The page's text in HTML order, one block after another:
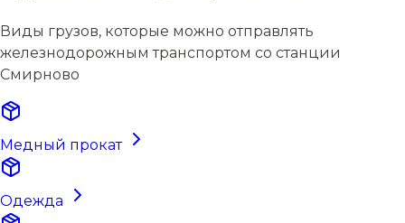
Виды грузов, которые можно отправлять
железнодорожным транспортом со станции
Смирново
Медный прокат
Одежда